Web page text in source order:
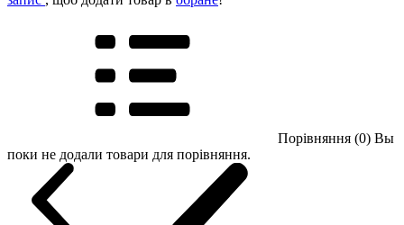
Порівняння (0) Вы
поки не додали товари для порівняння.